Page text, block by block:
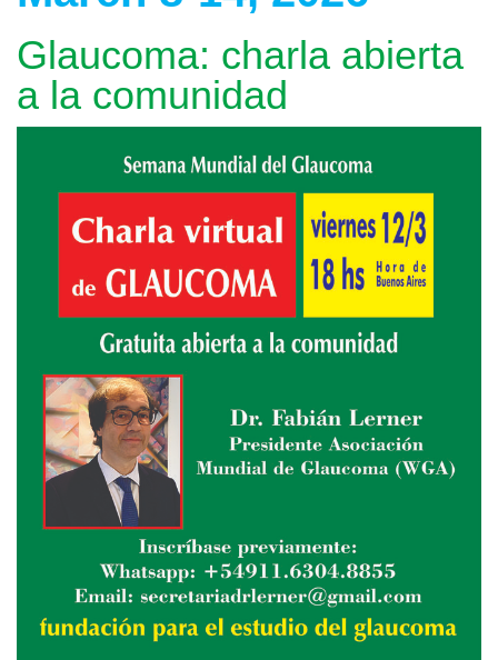
Glaucoma: charla abierta
a la comunidad